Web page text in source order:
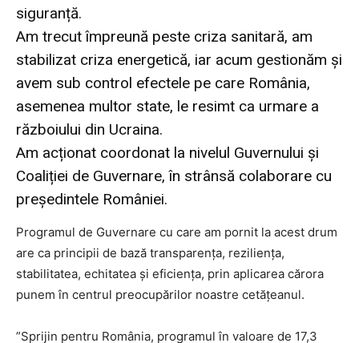
siguranță.
Am trecut împreună peste criza sanitară, am
stabilizat criza energetică, iar acum gestionăm și
avem sub control efectele pe care România,
asemenea multor state, le resimt ca urmare a
războiului din Ucraina.
Am acționat coordonat la nivelul Guvernului și
Coaliției de Guvernare, în strânsă colaborare cu
președintele României.
Programul de Guvernare cu care am pornit la acest drum
are ca principii de bază transparenţa, rezilienţa,
stabilitatea, echitatea şi eficienţa, prin aplicarea cărora
punem în centrul preocupărilor noastre cetățeanul.
”Sprijin pentru România, programul în valoare de 17,3